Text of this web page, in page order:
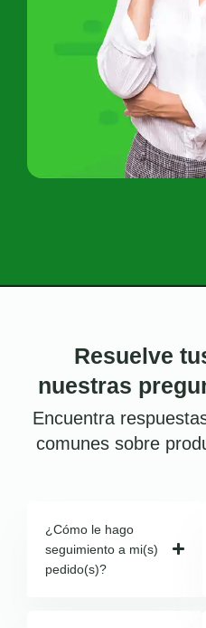
Resuelve
nuestras
Encuentra
comunes sobre
¿Cómo le hago
seguimiento a mi(s)
pedido(s)?